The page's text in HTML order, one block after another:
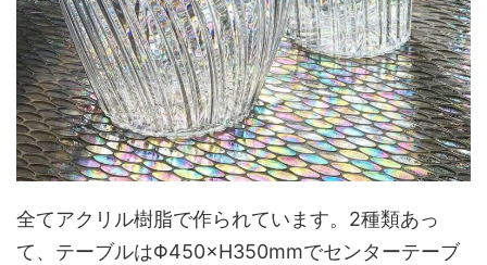
全てアクリル樹脂で作られています。2種類あっ
て、テーブルはΦ450×H350mmでセンターテーブ